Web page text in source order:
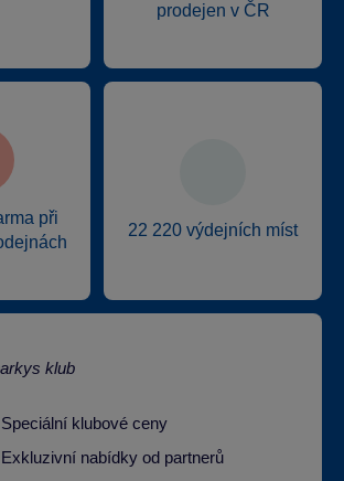
prodejen v ČR
při
22 220 výdejních míst
Speciální klubové ceny
Exkluzivní nabídky od partnerů